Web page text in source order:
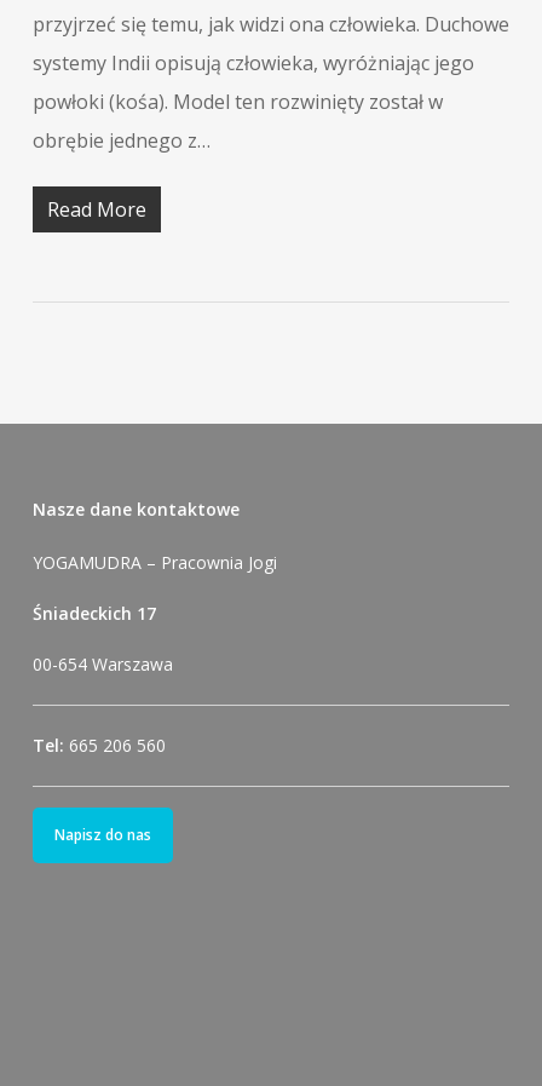
przyjrzeć się temu, jak widzi ona człowieka. Duchowe
systemy Indii opisują człowieka, wyróżniając jego
powłoki (kośa). Model ten rozwinięty został w
obrębie jednego z…
Read More
Nasze dane kontaktowe
YOGAMUDRA – Pracownia Jogi
Śniadeckich 17
00-654 Warszawa
Tel: 665 206 560
Napisz do nas